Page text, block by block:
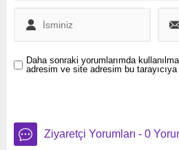
Daha sonraki yorumlarımda
adresim ve site adresim bu
Ziyaretçi Yorumları - 0